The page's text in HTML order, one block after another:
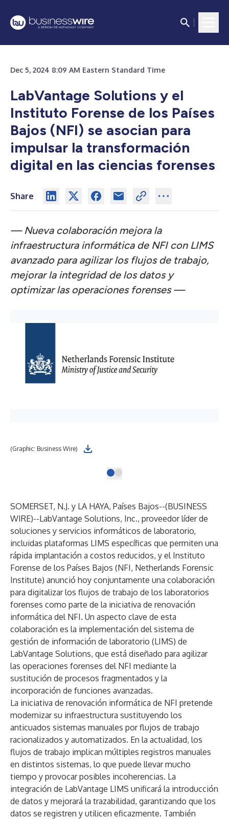
Dec 5, 2024 8:09 AM Eastern Standard Time
LabVantage Solutions y el
Instituto Forense de los Países
Bajos (NFI) se asocian para
impulsar la transformación
digital en las ciencias forenses
Share
— Nueva colaboración mejora la
infraestructura informática de NFI con LIMS
avanzado para agilizar los flujos de trabajo,
mejorar la integridad de los datos y
optimizar las operaciones forenses —
(Graphic: Business Wire)
SOMERSET, N.J. y LA HAYA, Países Bajos--(BUSINESS
WIRE)--LabVantage Solutions, Inc., proveedor líder de
soluciones y servicios informáticos de laboratorio,
incluidas plataformas LIMS específicas que permiten una
rápida implantación a costos reducidos, y el Instituto
Forense de los Países Bajos (NFI, Netherlands Forensic
Institute) anunció hoy conjuntamente una colaboración
para digitalizar los flujos de trabajo de los laboratorios
forenses como parte de la iniciativa de renovación
informática del NFI. Un aspecto clave de esta
colaboración es la implementación del sistema de
gestión de información de laboratorio (LIMS) de
LabVantage Solutions, que está diseñado para agilizar
las operaciones forenses del NFI mediante la
sustitución de procesos fragmentados y la
incorporación de funciones avanzadas.
La iniciativa de renovación informática de NFI pretende
modernizar su infraestructura sustituyendo los
anticuados sistemas manuales por flujos de trabajo
racionalizados y automatizados. En la actualidad, los
flujos de trabajo implican múltiples registros manuales
en distintos sistemas, lo que puede llevar mucho
tiempo y provocar posibles incoherencias. La
integración de LabVantage LIMS unificará la introducción
de datos y mejorará la trazabilidad, garantizando que los
datos se registren y utilicen eficazmente. También